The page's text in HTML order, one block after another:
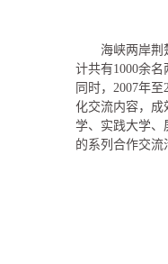
海峡两岸荆
计共有1000余
同时，2007年
化交流内容，成
学、实践大学、
的系列合作交流